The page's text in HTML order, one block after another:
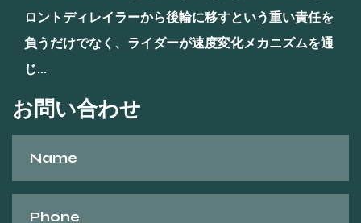
ロントディレイラーから後輪に移すという重い責任を
負うだけでなく、ライダーが速度変化メカニズムを通
じ...
お問い合わせ